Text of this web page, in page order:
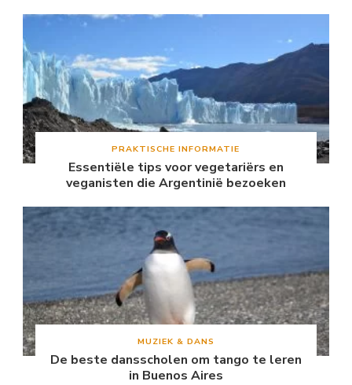
PRAKTISCHE INFORMATIE
Essentiële tips voor vegetariërs en
veganisten die Argentinië bezoeken
MUZIEK & DANS
De beste dansscholen om tango te leren
in Buenos Aires